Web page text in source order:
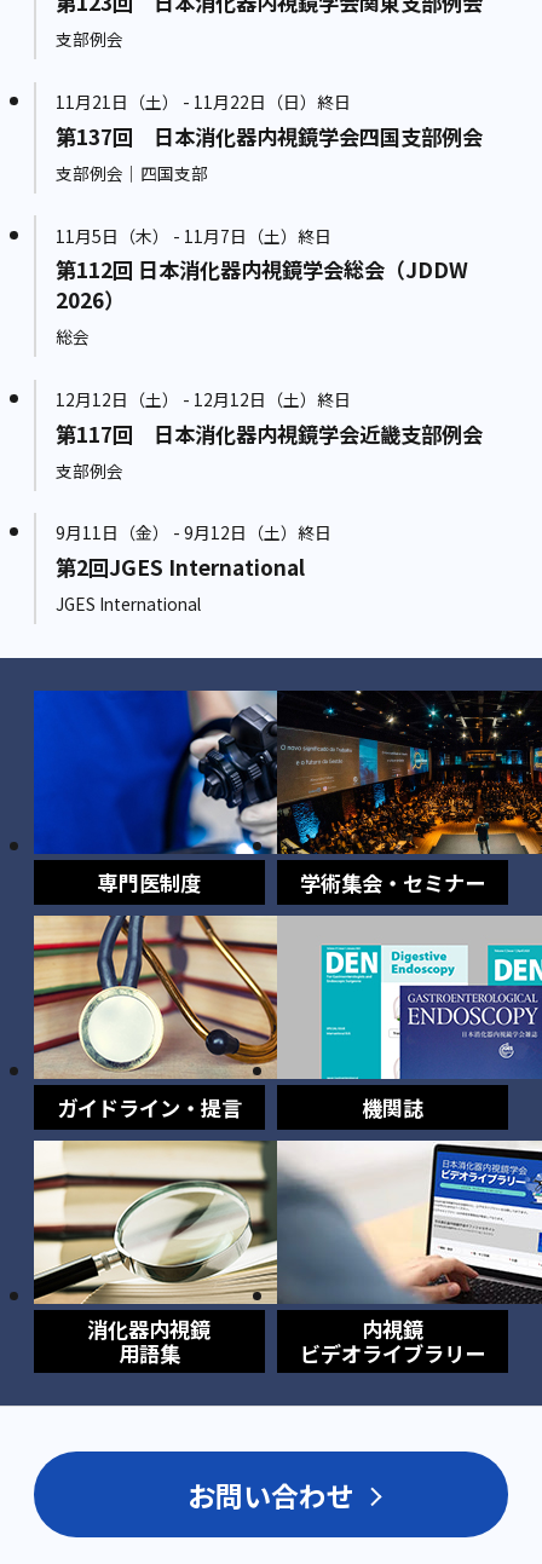
支部例会
11月21日（土） - 11月22日（日）終日
第137回 日本消化器内視鏡学会四国支部例会
支部例会｜四国支部
11月5日（木） - 11月7日（土）終日
第112回 日本消化器内視鏡学会総会（JDDW
2026）
総会
12月12日（土） - 12月12日（土）終日
第117回 日本消化器内視鏡学会近畿支部例会
支部例会
9月11日（金） - 9月12日（土）終日
第2回JGES International
JGES International
専門医制度 学術集会・セミナー
ガイドライン・提言 機関誌
消化器内視鏡
用語集
内視鏡
ビデオライブラリー
お問い合わせ